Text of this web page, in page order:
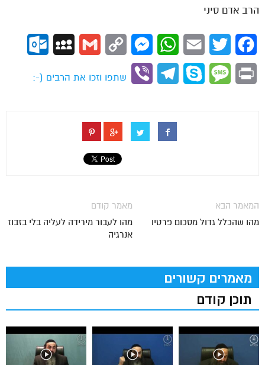
הרב אדם סיני
Facebook
Twitter
Email
WhatsApp
Messenger
Copy
Gmail
MySpace
Print
Message
Skype
Telegram
Viber
שתפו וזכו את הרבים (-:
מאמר קודם
מהו לעבור מירידה לעליה בלי בזבוז
אנרגיה
המאמר הבא
מהו שהכלל גדול מסכום פרטיו
מאמרים קשורים
תוכן קודם